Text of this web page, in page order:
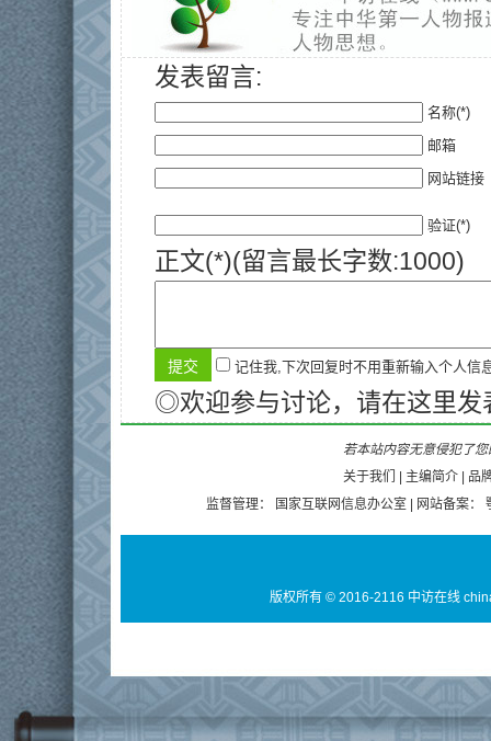
发表留言:
名称(*)
邮箱
网站链接
验证(*)
正文(*)(留言最长字数:1000)
记住我,下次回复时不用重新输入个人信
◎欢迎参与讨论，请在这里发
若本站内容无意侵犯了
关于我们
主编简介
品
监督管理：
国家互联网信息办公室 | 网站备案：
版权所有 © 2016-2116 中访在线